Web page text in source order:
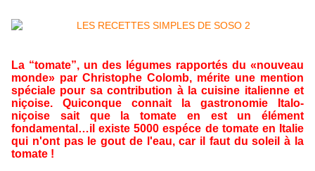
La “tomate”, un des légumes rapportés du «nouveau
monde» par Christophe Colomb, mérite une mention
spéciale pour sa contribution à la cuisine italienne et
niçoise. Quiconque connait la gastronomie Italo-
niçoise sait que la tomate en est un élément
fondamental…il existe 5000 espéce de tomate en Italie
qui n'ont pas le gout de l'eau, car il faut du soleil à la
tomate !